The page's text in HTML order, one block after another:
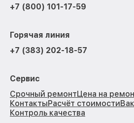
+7 (800) 101-17-59
Горячая линия
+7 (383) 202-18-57
Сервис
Срочный ремонтЦена на
КонтактыРасчёт стоимости
Контроль качества